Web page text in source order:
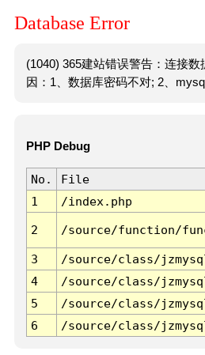
Database Error
(1040) 365建站错误警告：连接
因：1、数据库密码不对; 2、
PHP Debug
No. File
1
/index.php
2 /source/function/
3 /source/class/
4
/source/class/
5
/source/class/
6
/source/class/